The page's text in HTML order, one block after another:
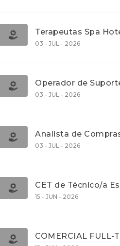
Terapeutas Spa
03 - JUL - 2026
03 - JUL - 2026
03 - JUL - 2026
15 - JUN - 2026
COMERCIAL FULL-